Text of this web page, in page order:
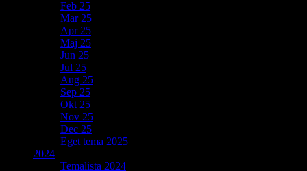
Feb 25
Mar 25
Apr 25
Maj 25
Jun 25
Jul 25
Aug 25
Sep 25
Okt 25
Nov 25
Dec 25
Eget tema 2025
2024
Temalista 2024